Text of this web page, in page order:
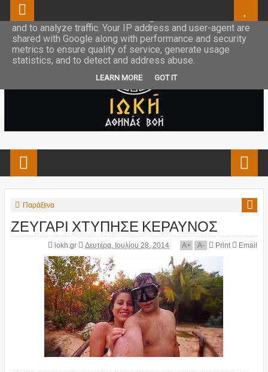
Παράξενα
ΖΕΥΓΑΡΙ ΧΤΥΠΗΣΕ ΚΕΡΑΥΝΟΣ
iokh.gr Δευτέρα, Ιουλίου 28, 2014 A+ A- Print Email
This site uses cookies from Google to deliver its services
and to analyze traffic. Your IP address and user-agent are
shared with Google along with performance and security
metrics to ensure quality of service, generate usage
statistics, and to detect and address abuse.
LEARN MORE GOT IT